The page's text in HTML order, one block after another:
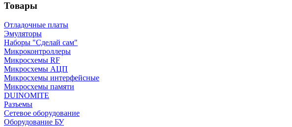
Товары
Отладочные платы
Эмуляторы
Наборы "Сделай сам"
Микроконтроллеры
Микросхемы RF
Микросхемы АЦП
Микросхемы интерфейсные
Микросхемы памяти
DUINOMITE
Разъемы
Сетевое оборудование
Оборудование БУ